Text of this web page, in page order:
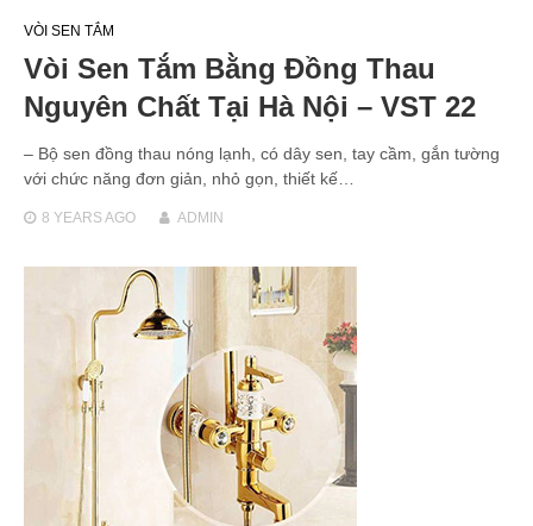
VÒI SEN TẮM
Vòi Sen Tắm Bằng Đồng Thau
Nguyên Chất Tại Hà Nội – VST 22
– Bộ sen đồng thau nóng lạnh, có dây sen, tay cầm, gắn tường
với chức năng đơn giản, nhỏ gọn, thiết kế…
8 YEARSAGO ADMIN